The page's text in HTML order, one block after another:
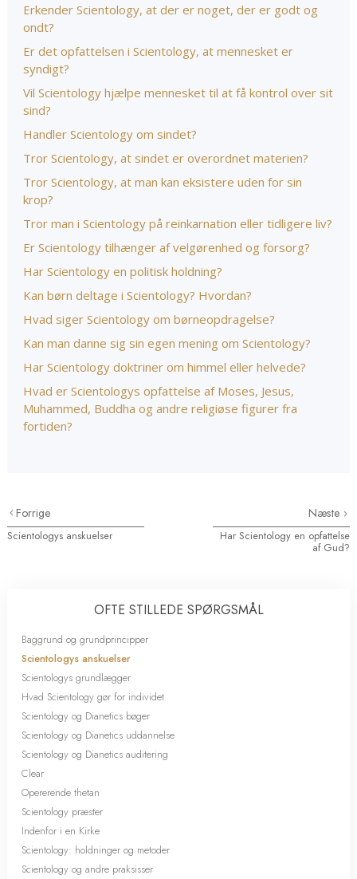
Erkender Scientology, at der er noget, der er godt og
ondt?
Er det opfattelsen i Scientology, at mennesket er
syndigt?
Vil Scientology hjælpe mennesket til at få kontrol over sit
sind?
Handler Scientology om sindet?
Tror Scientology, at sindet er overordnet materien?
Tror Scientology, at man kan eksistere uden for sin
krop?
Tror man i Scientology på reinkarnation eller tidligere liv?
Er Scientology tilhænger af velgørenhed og forsorg?
Har Scientology en politisk holdning?
Kan børn deltage i Scientology? Hvordan?
Hvad siger Scientology om børneopdragelse?
Kan man danne sig sin egen mening om Scientology?
Har Scientology doktriner om himmel eller helvede?
Hvad er Scientologys opfattelse af Moses, Jesus,
Muhammed, Buddha og andre religiøse figurer fra
fortiden?
Forrige
Scientologys anskuelser
Næste
Har Scientology en opfattelse
af Gud?
OFTE STILLEDE SPØRGSMÅL
Baggrund og grundprincipper
Scientologys anskuelser
Scientologys grundlægger
Hvad Scientology gør for individet
Scientology og Dianetics bøger
Scientology og Dianetics uddannelse
Scientology og Dianetics auditering
Clear
Opererende thetan
Scientology præster
Indenfor i en Kirke
Scientology: holdninger og metoder
Scientology og andre praksisser